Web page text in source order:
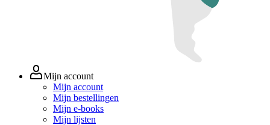
Mijn account
Mijn account
Mijn bestellingen
Mijn e-books
Mijn lijsten